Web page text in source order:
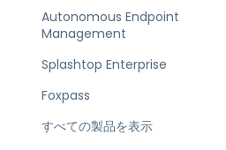
Autonomous Endpoint
Management
Splashtop Enterprise
Foxpass
すべての製品を表示